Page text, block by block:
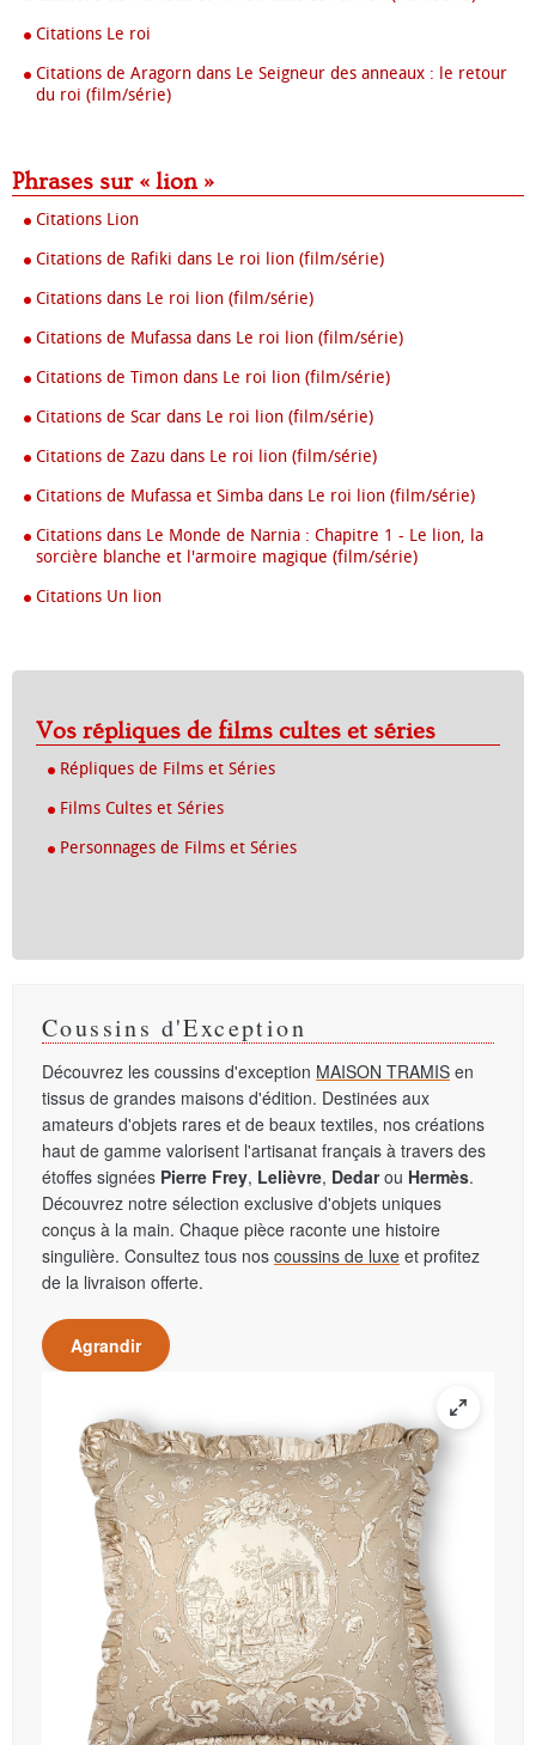
Citations Le roi
Citations de Aragorn dans Le Seigneur des anneaux : le retour
du roi (film/série)
Phrases sur « lion »
Citations Lion
Citations de Rafiki dans Le roi lion (film/série)
Citations dans Le roi lion (film/série)
Citations de Mufassa dans Le roi lion (film/série)
Citations de Timon dans Le roi lion (film/série)
Citations de Scar dans Le roi lion (film/série)
Citations de Zazu dans Le roi lion (film/série)
Citations de Mufassa et Simba dans Le roi lion (film/série)
Citations dans Le Monde de Narnia : Chapitre 1 - Le lion, la
sorcière blanche et l'armoire magique (film/série)
Citations Un lion
Vos répliques de films cultes et séries
Répliques de Films et Séries
Films Cultes et Séries
Personnages de Films et Séries
Coussins d'Exception
Découvrez les coussins d'exception MAISON TRAMIS en
tissus de grandes maisons d'édition. Destinées aux
amateurs d'objets rares et de beaux textiles, nos créations
haut de gamme valorisent l'artisanat français à travers des
étoffes signées Pierre Frey, Lelièvre, Dedarou Hermès.
Découvrez notre sélection exclusive d'objets uniques
conçus à la main. Chaque pièce raconte une histoire
singulière. Consultez tous nos coussins de luxe et profitez
de la livraison offerte.
Agrandir